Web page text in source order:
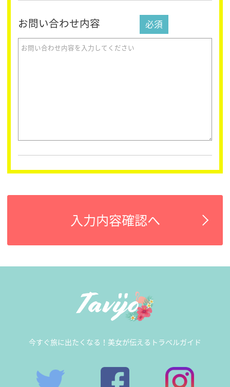
お問い合わせ内容
入力内容確認へ
今すぐ旅に出たくなる！美女が伝えるトラベルガイド